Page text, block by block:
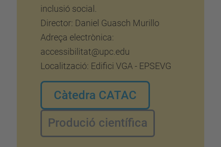
inclusió social.
Director: Daniel Guasch Murillo
Adreça electrònica:
accessibilitat@upc.edu
Localització: Edifici VGA - EPSEVG
Càtedra CATAC
Produció científica